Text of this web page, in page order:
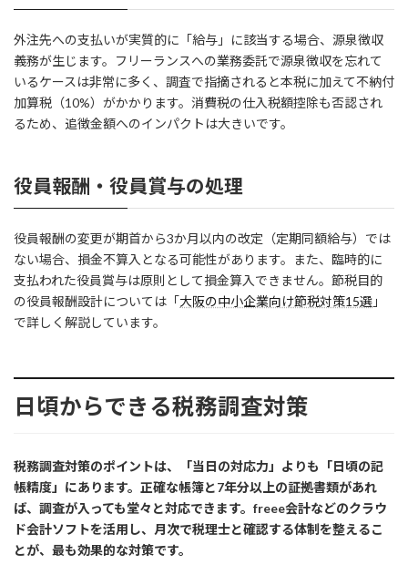
外注先への支払いが実質的に「給与」に該当する場合、源泉徴収
義務が生じます。フリーランスへの業務委託で源泉徴収を忘れて
いるケースは非常に多く、調査で指摘されると本税に加えて不納付
加算税（10%）がかかります。消費税の仕入税額控除も否認され
るため、追徴金額へのインパクトは大きいです。
役員報酬・役員賞与の処理
役員報酬の変更が期首から3か月以内の改定（定期同額給与）では
ない場合、損金不算入となる可能性があります。また、臨時的に
支払われた役員賞与は原則として損金算入できません。節税目的
の役員報酬設計については「大阪の中小企業向け節税対策15選 」
で詳しく解説しています。
日頃からできる税務調査対策
税務調査対策のポイントは、「当日の対応力」よりも「日頃の記
帳精度」にあります。正確な帳簿と7年分以上の証拠書類があれ
ば、調査が入っても堂々と対応できます。freee会計などのクラウ
ド会計ソフトを活用し、月次で税理士と確認する体制を整えるこ
とが、最も効果的な対策です。